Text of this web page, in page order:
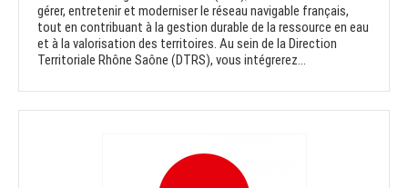
gérer, entretenir et moderniser le réseau navigable français,
tout en contribuant à la gestion durable de la ressource en eau
et à la valorisation des territoires. Au sein de la Direction
Territoriale Rhône Saône (DTRS), vous intégrerez...